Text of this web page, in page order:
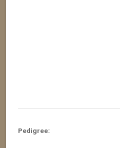
Pedigree: